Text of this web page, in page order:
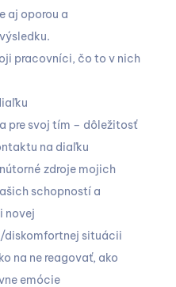
aj oporou a
pracovníci, čo to v nich
pre svoj tím – dôležitosť
na diaľku
zdroje mojich
schopností a
novej
diskomfortnej situácii
na ne reagovať, ako
emócie